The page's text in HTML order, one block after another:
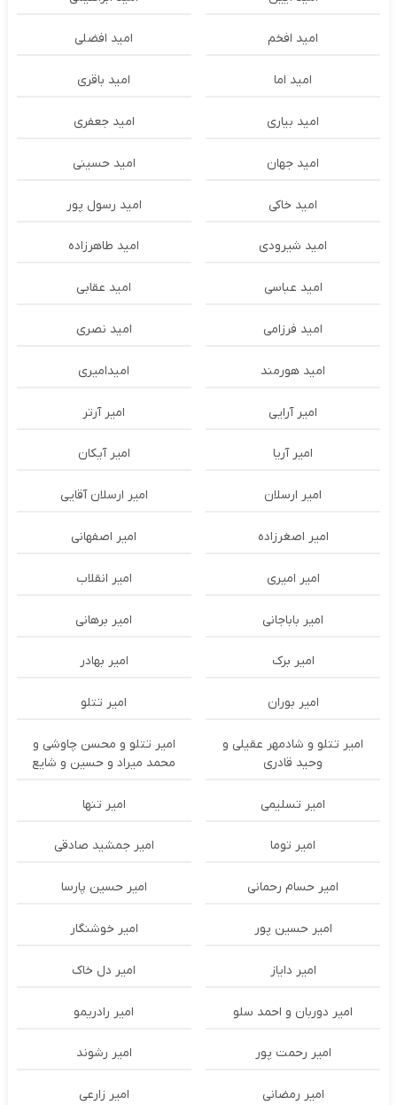
امید افخم امید افضلی
امید اما امید باقری
امید بیاری امید جعفری
امید جهان امید حسینی
امید خاکی امید رسول پور
امید شیرودی امید طاهرزاده
امید عباسی امید عقابی
امید فرزامی امید نصری
امید هورمند امیدامیری
امیر آرایی امیر آرتر
امیر آریا امیر آیکان
امیر ارسلان امیر ارسلان آقایی
امیر اصغرزاده امیر اصفهانی
امیر امیری امیر انقلاب
امیر باباجانی امیر برهانی
امیر برک امیر بهادر
امیر بوران امیر تتلو
امیر تتلو و شادمهر عقیلی و
وحید قادری
امیر تتلو و محسن چاوشی و
محمد میراد و حسین و شایع
امیر تسلیمی امیر تنها
امیر توما امیر جمشید صادقی
امیر حسام رحمانی امیر حسین پارسا
امیر حسین پور امیر خوشنگار
امیر دایاز امیر دل خاک
امیر دوربان و احمد سلو امیر رادریمو
امیر رحمت پور امیر رشوند
امیر رمضانی امیر زارعی